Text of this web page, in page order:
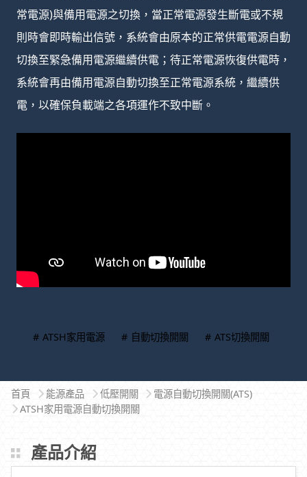
常電源)與備用電源之切換，當正常電源發生斷電或不規
則時會即時輸出信號，系統會由原本的正常供電電源自動
切換至緊急備用電源繼續供電；待正常電源恢復供電時，
系統會再由備用電源自動切換至正常電源系統，繼續供
電，以確保負載端之各項運作不致中斷。
# ATSH家用電源 # 自動切換開關 # ATS切換開關
首頁 能源產品 低壓開關
電源自動切換開關(ATS)
ATSH家用電源自動切換開關
產品介紹